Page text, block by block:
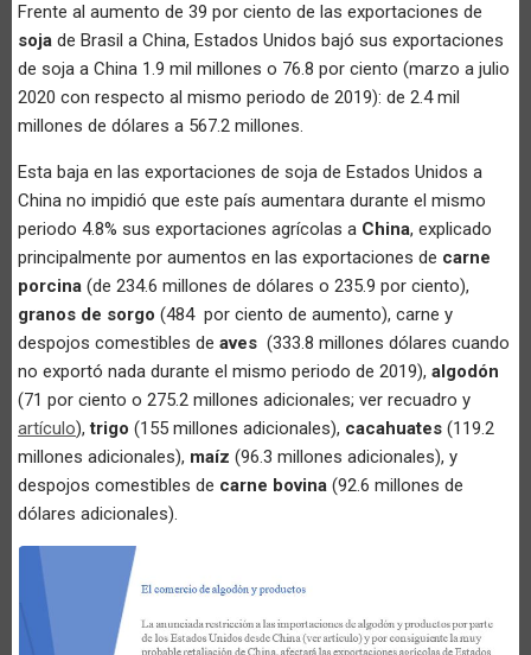
Frente al aumento de 39 por ciento de las exportaciones de
soja de Brasil a China, Estados Unidos bajó sus exportaciones
de soja a China 1.9 mil millones o 76.8 por ciento (marzo a julio
2020 con respecto al mismo periodo de 2019): de 2.4 mil
millones de dólares a 567.2 millones.
Esta baja en las exportaciones de soja de Estados Unidos a
China no impidió que este país aumentara durante el mismo
periodo 4.8% sus exportaciones agrícolas a China, explicado
principalmente por aumentos en las exportaciones de carne
porcina (de 234.6 millones de dólares o 235.9 por ciento),
granos de sorgo (484 por ciento de aumento), carne y
despojos comestibles de aves (333.8 millones dólares cuando
no exportó nada durante el mismo periodo de 2019), algodón
(71 por ciento o 275.2 millones adicionales; ver recuadro y
artículo),trigo (155 millones adicionales), cacahuates (119.2
millones adicionales), maíz (96.3 millones adicionales), y
despojos comestibles de carne bovina (92.6 millones de
dólares adicionales).